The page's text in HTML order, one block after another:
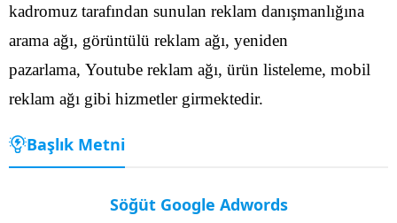
kadromuz tarafından sunulan reklam danışmanlığına
arama ağı, görüntülü reklam ağı, yeniden
pazarlama, Youtube reklam ağı, ürün listeleme, mobil
reklam ağı gibi hizmetler girmektedir.
Başlık Metni
Söğüt Google Adwords